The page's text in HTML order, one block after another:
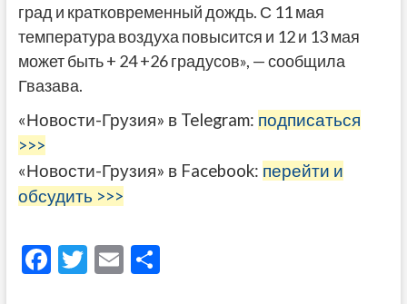
град и кратковременный дождь. С 11 мая
температура воздуха повысится и 12 и 13 мая
может быть + 24 +26 градусов», — сообщила
Гвазава.
«Новости-Грузия» в Telegram: подписаться
>>>
«Новости-Грузия» в Facebook: перейти и
обсудить >>>
F T E О